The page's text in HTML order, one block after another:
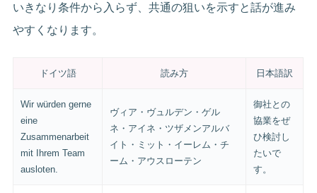
いきなり条件から入らず、共通の狙いを示すと話が進み
やすくなります。
ドイツ語 読み方 日本語訳
Wir würden gerne
eine
Zusammenarbeit
mit Ihrem Team
ausloten.
ヴィア・ヴュルデン・ゲル
ネ・アイネ・ツザメンアルバ
イト・ミット・イーレム・チ
ーム・アウスローテン
御社との
協業をぜ
ひ検討し
たいで
す。